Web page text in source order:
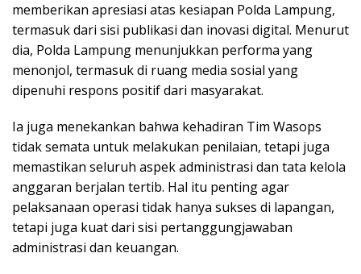
memberikan apresiasi atas kesiapan Polda Lampung,
termasuk dari sisi publikasi dan inovasi digital. Menurut
dia, Polda Lampung menunjukkan performa yang
menonjol, termasuk di ruang media sosial yang
dipenuhi respons positif dari masyarakat.
Ia juga menekankan bahwa kehadiran Tim Wasops
tidak semata untuk melakukan penilaian, tetapi juga
memastikan seluruh aspek administrasi dan tata kelola
anggaran berjalan tertib. Hal itu penting agar
pelaksanaan operasi tidak hanya sukses di lapangan,
tetapi juga kuat dari sisi pertanggungjawaban
administrasi dan keuangan.